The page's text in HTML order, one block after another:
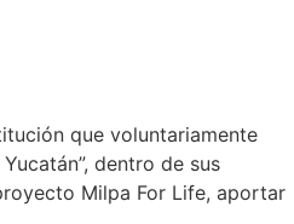
que voluntariamente
dentro de sus
Milpa For Life, aportar